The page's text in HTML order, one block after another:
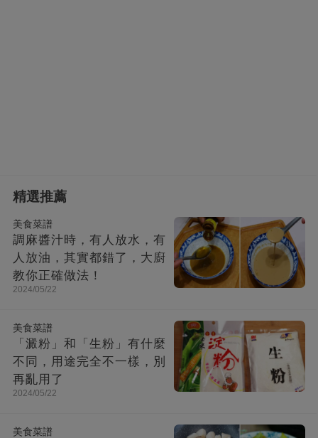
精選推薦
美食菜譜
調麻醬汁時，有人放水，有
人放油，其實都錯了，大廚
教你正確做法！
2024/05/22
美食菜譜
「澱粉」和「生粉」有什麼
不同，用途完全不一樣，別
再亂用了
2024/05/22
美食菜譜